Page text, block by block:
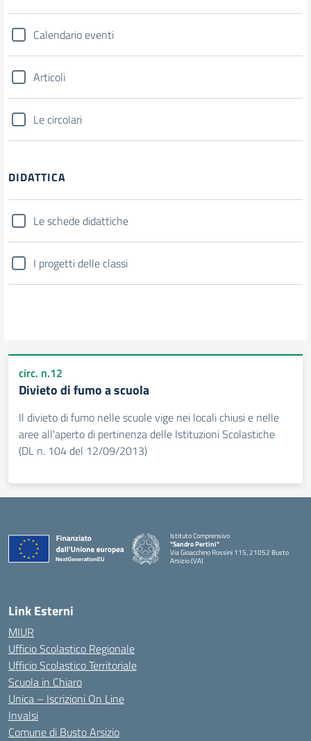
Calendario eventi
Articoli
Le circolari
DIDATTICA
Le schede didattiche
I progetti delle classi
circ. n.12
Divieto di fumo a scuola
Il divieto di fumo nelle scuole vige nei locali chiusi e nelle
aree all'aperto di pertinenza delle Istituzioni Scolastiche
(DL n. 104 del 12/09/2013)
Istituto Comprensivo
"Sandro Pertini"
Via Gioacchino Rossini 115, 21052 Busto
Arsizio (VA)
Link Esterni
MIUR
Ufficio Scolastico Regionale
Ufficio Scolastico Territoriale
Scuola in Chiaro
Unica – Iscrizioni On Line
Invalsi
Comune di Busto Arsizio